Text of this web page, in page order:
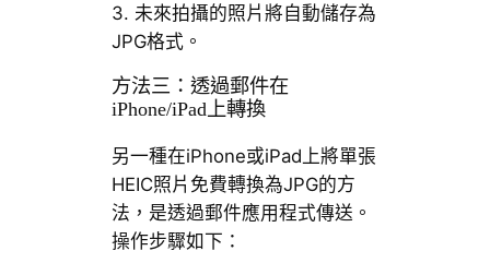
3. 未來拍攝的照片將自動儲存為
JPG格式。
方法三：透過郵件在
iPhone/iPad上轉換
另一種在iPhone或iPad上將單張
HEIC照片免費轉換為JPG的方
法，是透過郵件應用程式傳送。
操作步驟如下：